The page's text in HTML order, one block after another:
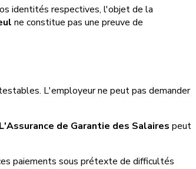
identités respectives, l'objet de la
ne constitue pas une preuve de
L'employeur ne peut pas demander
L'Assurance de Garantie des Salaires peut
paiements sous prétexte de difficultés